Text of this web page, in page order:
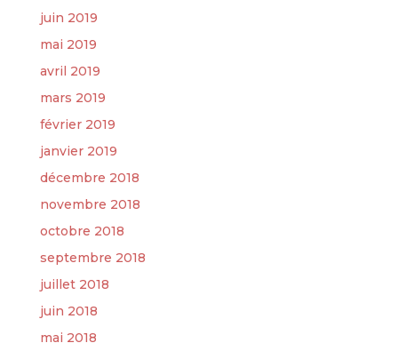
juin 2019
mai 2019
avril 2019
mars 2019
février 2019
janvier 2019
décembre 2018
novembre 2018
octobre 2018
septembre 2018
juillet 2018
juin 2018
mai 2018